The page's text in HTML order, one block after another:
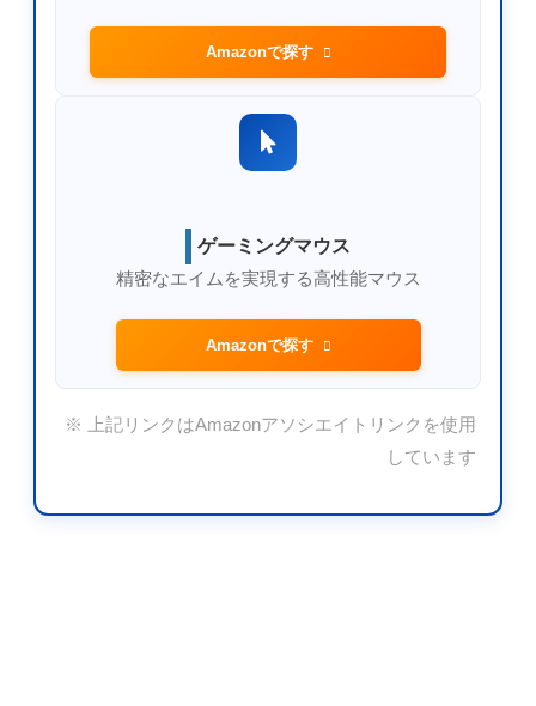
Amazonで探す
ゲーミングマウス
精密なエイムを実現する高性能マウス
Amazonで探す
※ 上記リンクはAmazonアソシエイトリンクを使用
しています